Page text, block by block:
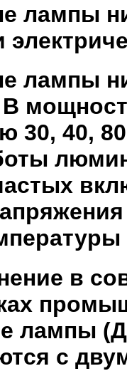
лампы
лампы
30, 40,
в
лампы
с